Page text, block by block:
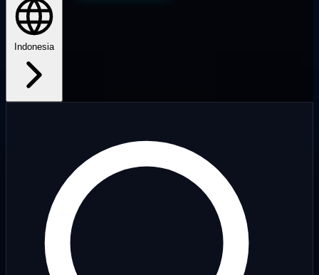
Indonesia